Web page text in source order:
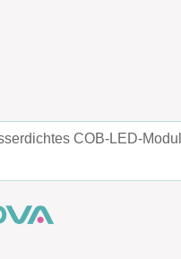
COB-LED-Modul